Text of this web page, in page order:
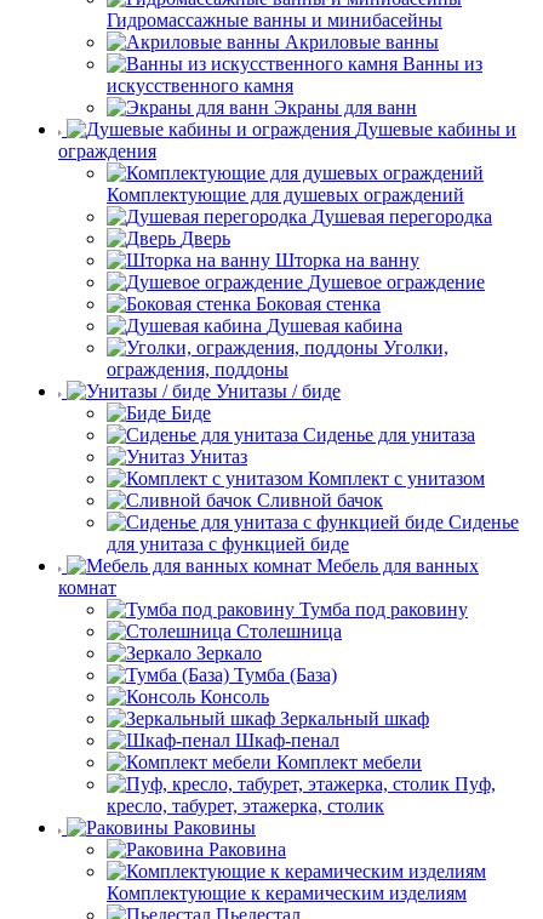
Гидромассажные ванны и минибасейны
Акриловые ванны
Ванны из
искусственного камня
Экраны для ванн
Душевые кабины и
ограждения
Комплектующие для душевых ограждений
Душевая перегородка
Дверь
Шторка на ванну
Душевое ограждение
Боковая стенка
Душевая кабина
Уголки,
ограждения, поддоны
Унитазы / биде
Биде
Сиденье для унитаза
Унитаз
Комплект с унитазом
Сливной бачок
Сиденье
для унитаза с функцией биде
Мебель для ванных
комнат
Тумба под раковину
Столешница
Зеркало
Тумба (База)
Консоль
Зеркальный шкаф
Шкаф-пенал
Комплект мебели
Пуф,
кресло, табурет, этажерка, столик
Раковины
Раковина
Комплектующие к керамическим изделиям
Пьедестал